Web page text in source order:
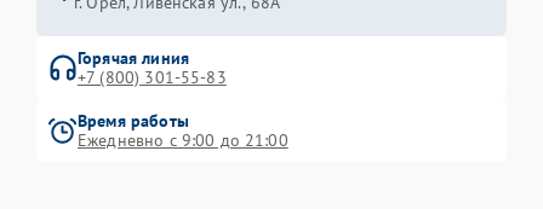
Горячая линия
+7 (800) 301-55-83
Время работы
Ежедневно с 9:00 до 21:00